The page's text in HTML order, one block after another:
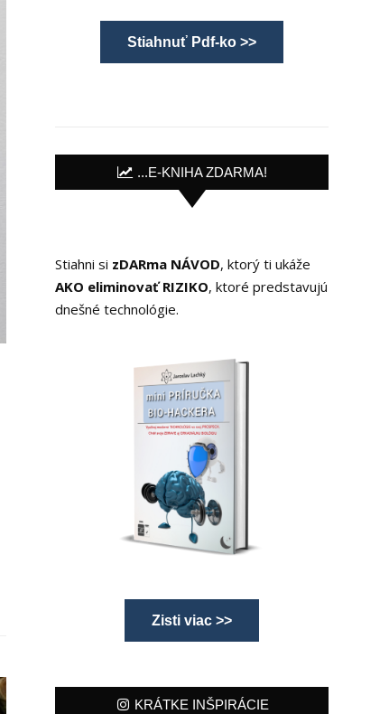
Stiahnuť Pdf-ko >>
...E-KNIHA ZDARMA!
Stiahni si zDARma NÁVOD, ktorý ti ukáže
AKO eliminovať RIZIKO, ktoré predstavujú
dnešné technológie.
Zisti viac >>
KRÁTKE INŠPIRÁCIE